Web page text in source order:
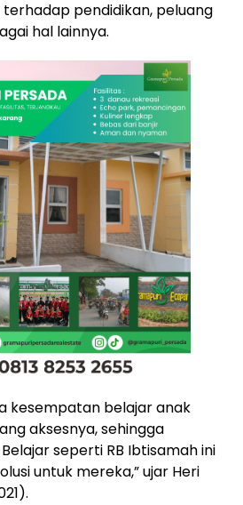
pendidikan, peluang
hal lainnya.
kesempatan belajar anak
aksesnya, sehingga
seperti RB Ibtisamah ini
untuk mereka,” ujar Heri